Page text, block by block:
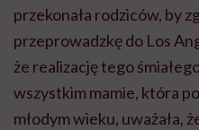
przekonała rodziców, by
przeprowadzkę do Los
że realizację tego
wszystkim mamie, która
młodym wieku, uważała,